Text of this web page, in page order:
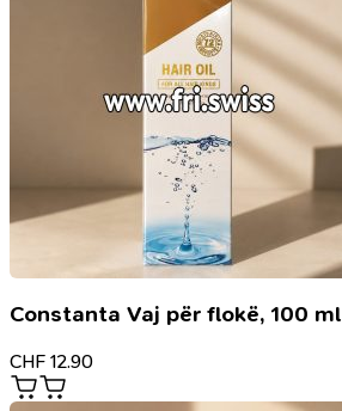
Constanta Vaj për flokë, 100 ml
CHF 12.90